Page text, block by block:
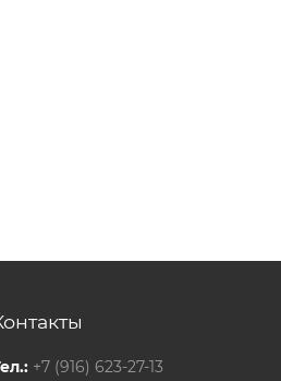
+7 (916) 623-27-13